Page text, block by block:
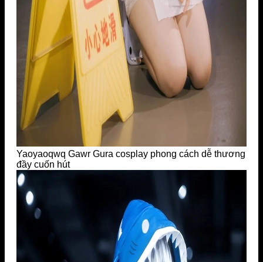
Yaoyaoqwq Gawr Gura cosplay phong cách dễ thương
đầy cuốn hút